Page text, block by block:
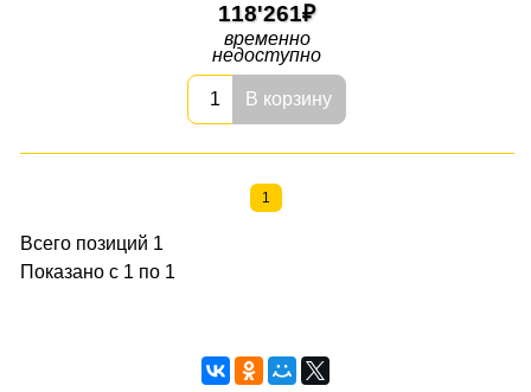
118'261
временно
недоступно
В корзину
1
Всего позиций 1
Показано с 1 по 1